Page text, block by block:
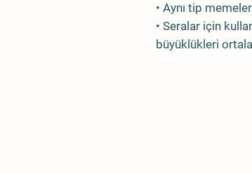
• Aynı tip
• Seralar için
büyüklükleri